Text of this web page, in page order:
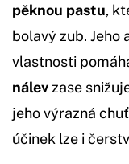
pěknou pastu,
bolavý zub.
vlastnosti
nálev zase
jeho výrazná chuť
účinek lze i